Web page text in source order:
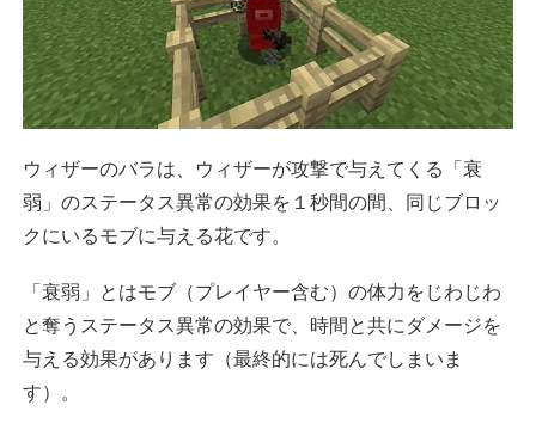
ウィザーのバラは、ウィザーが攻撃で与えてくる「衰
弱」のステータス異常の効果を１秒間の間、同じブロッ
クにいるモブに与える花です。
「衰弱」とはモブ（プレイヤー含む）の体力をじわじわ
と奪うステータス異常の効果で、時間と共にダメージを
与える効果があります（最終的には死んでしまいま
す）。